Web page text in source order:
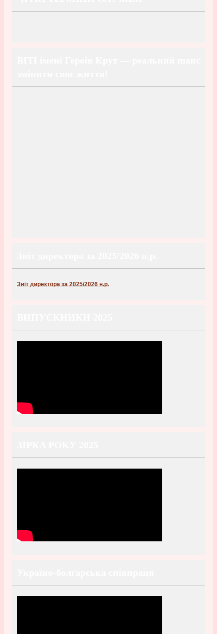
Звіт директора за 2025/2026 н.р.